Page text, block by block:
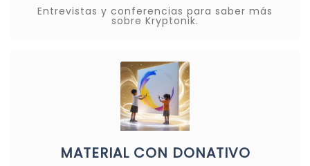
Entrevistas y conferencias para saber más
sobre Kryptonik.
MATERIAL CON DONATIVO